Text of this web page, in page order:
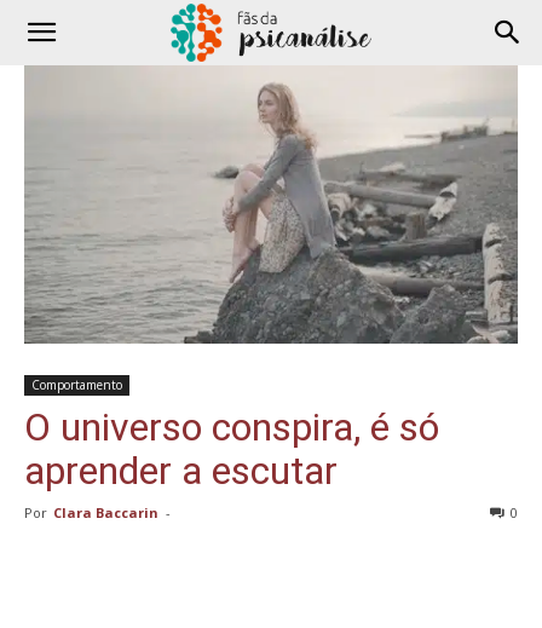
Comportamento
O universo conspira, é só
aprender a escutar
Por Clara Baccarin - 0